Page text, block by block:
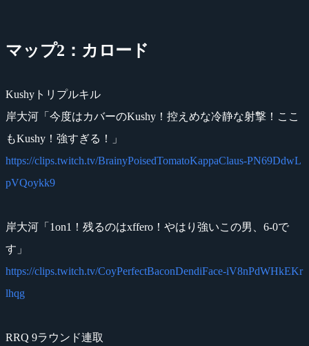
マップ2：カロード
Kushyトリプルキル
岸大河「今度はカバーのKushy！控えめな冷静な射撃！ここ
もKushy！強すぎる！」
https://clips.twitch.tv/BrainyPoisedTomatoKappaClaus-PN69DdwL
pVQoykk9
岸大河「1on1！残るのはxffero！やはり強いこの男、6-0で
す」
https://clips.twitch.tv/CoyPerfectBaconDendiFace-iV8nPdWHkEKr
lhqg
RRQ 9ラウンド連取